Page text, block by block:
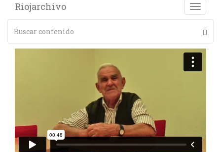
Toggle
Riojarchivo